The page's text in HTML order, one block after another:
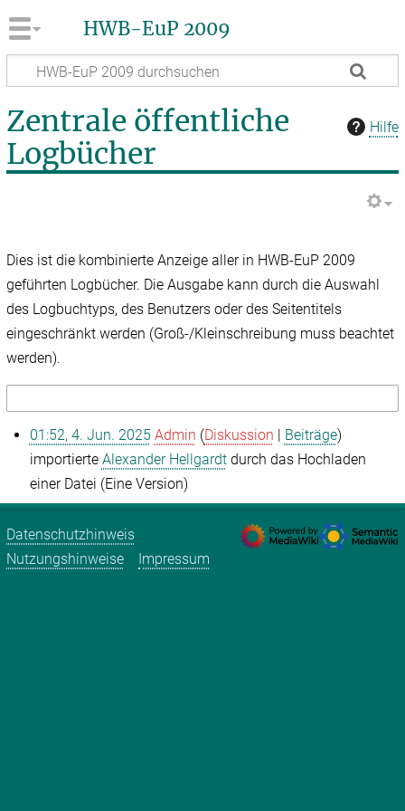
HWB-EuP 2009
Hilfe
Zentrale öffentliche
Logbücher
Dies ist die kombinierte Anzeige aller in HWB-EuP 2009
geführten Logbücher. Die Ausgabe kann durch die Auswahl
des Logbuchtyps, des Benutzers oder des Seitentitels
eingeschränkt werden (Groß-/Kleinschreibung muss beachtet
werden).
01:52, 4. Jun. 2025 Admin Diskussion
Beiträge
importierte Alexander Hellgardtdurch das Hochladen
einer Datei (Eine Version)
Datenschutzhinweis
Nutzungshinweise
Impressum